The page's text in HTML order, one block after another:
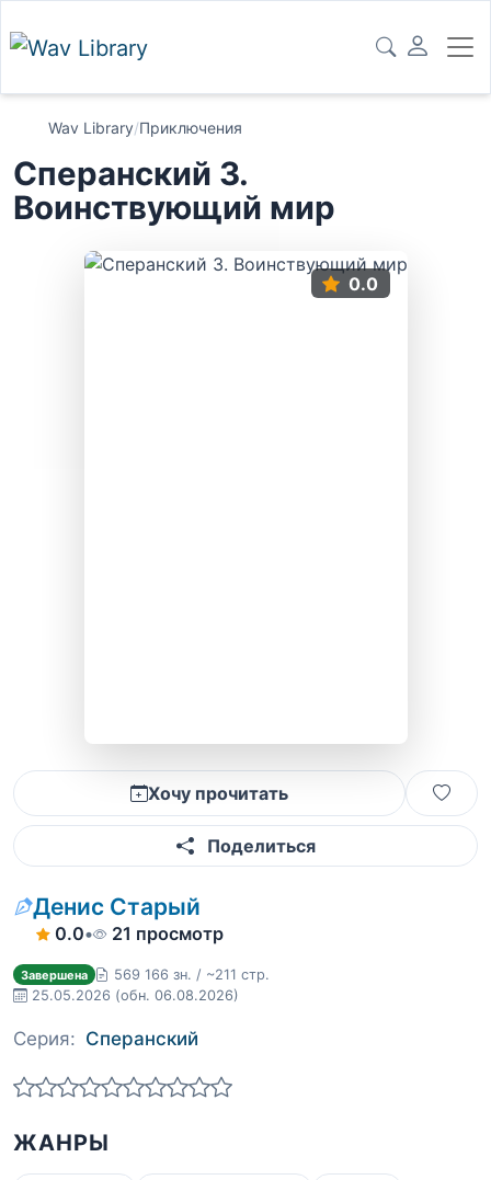
Wav Library/Приключения
Сперанский 3.
Воинствующий мир
0.0
Хочу прочитать
Поделиться
Денис Старый
0.0• 21 просмотр
Завершена
569 166 зн. / ~211 стр.
25.05.2026 (обн. 06.08.2026)
Серия: Сперанский
ЖАНРЫ